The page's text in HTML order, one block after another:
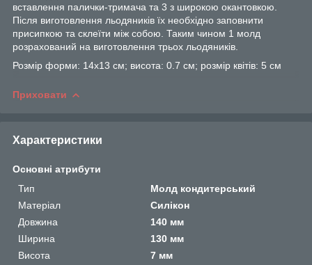
вставлення палички-тримача та 3 з широкою окантовкою.
Після виготовлення льодяників їх необхідно заповнити
присипкою та склеїти між собою. Таким чином 1 молд
розрахований на виготовлення трьох льодяників.
Розмір форми: 14х13 см; висота: 0.7 см; розмір квітів: 5 см
Приховати
Характеристики
Основні атрибути
Тип
Молд кондитерський
Матеріал
Силікон
Довжина
140 мм
Ширина
130 мм
Висота
7 мм